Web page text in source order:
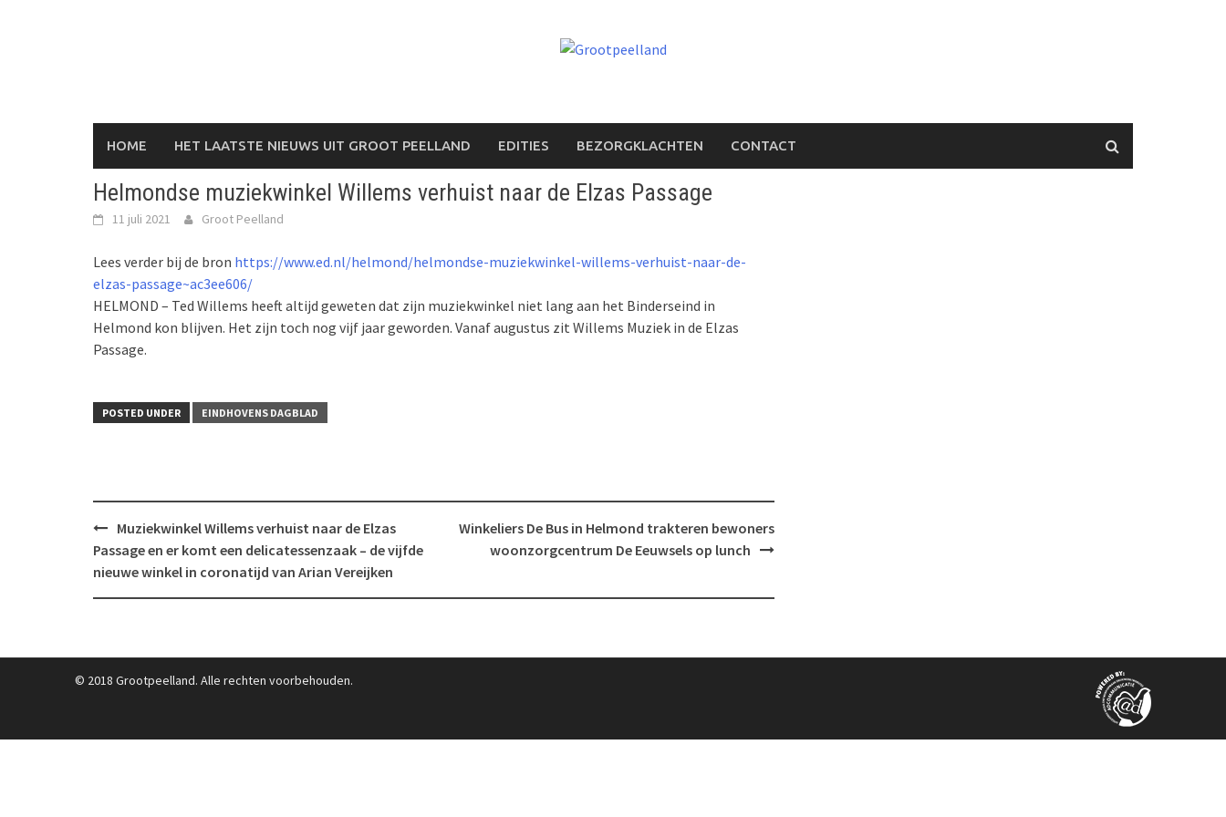
HOME HET LAATSTE NIEUWS UIT GROOT PEELLAND EDITIES BEZORGKLACHTEN CONTACT
Helmondse muziekwinkel Willems verhuist naar de Elzas Passage
11 juli 2021 Groot Peelland
Lees verder bij de bron https://www.ed.nl/helmond/helmondse-muziekwinkel-willems-verhuist-naar-de-
elzas-passage~ac3ee606/
HELMOND – Ted Willems heeft altijd geweten dat zijn muziekwinkel niet lang aan het Binderseind in
Helmond kon blijven. Het zijn toch nog vijf jaar geworden. Vanaf augustus zit Willems Muziek in de Elzas
Passage.
POSTED UNDER EINDHOVENS DAGBLAD
Post
navigation
Muziekwinkel Willems verhuist naar de Elzas
Passage en er komt een delicatessenzaak – de vijfde
nieuwe winkel in coronatijd van Arian Vereijken
Winkeliers De Bus in Helmond trakteren bewoners
woonzorgcentrum De Eeuwsels op lunch
© 2018 Grootpeelland. Alle rechten voorbehouden.